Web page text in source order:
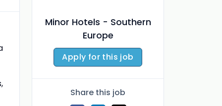
Minor Hotels - Southern
Europe
Apply for this job
Share this job